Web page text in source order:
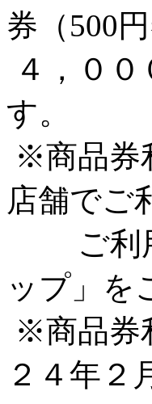
券（500
４，０
す。
※商品券
店舗でご
ご利用
ップ」を
※商品券
２４年２